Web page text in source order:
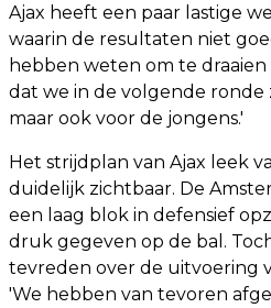
Ajax heeft een paar lastige
waarin de resultaten niet
hebben weten om te draaien
dat we in de volgende ronde
maar ook voor de jongens.'
Het strijdplan van Ajax leek
duidelijk zichtbaar. De
een laag blok in defensief
druk gegeven op de bal.
tevreden over de uitvoering
'We hebben van tevoren